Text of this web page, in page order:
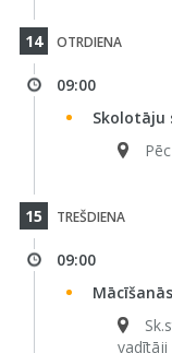
14 OTRDIENA
09:00
Skolotāju
15 TREŠDIENA
09:00
vadītāji